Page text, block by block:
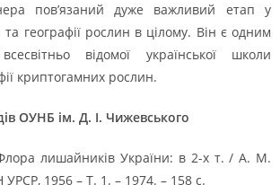
пов’язаний дуже важливий етап у
та географії рослин в цілому. Він є одним
відомої української школи
криптогамних рослин.
ОУНБ ім. Д. І. Чижевського
лишайників України: в 2-х т. / А. М.
1956 – Т. 1. – 1974. – 158 с.